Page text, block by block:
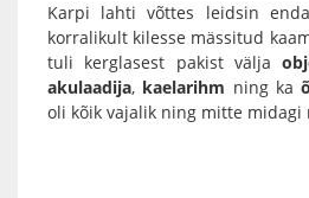
Karpi lahti võttes leidsin
korralikult kilesse mässitud
tuli kerglasest pakist välja
akulaadija, kaelarihm ning ka
oli kõik vajalik ning mitte midagi